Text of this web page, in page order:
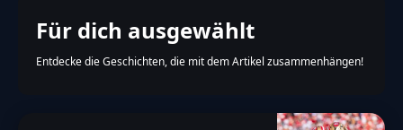
Für dich ausgewählt
Entdecke die Geschichten, die mit dem Artikel zusammenhängen!